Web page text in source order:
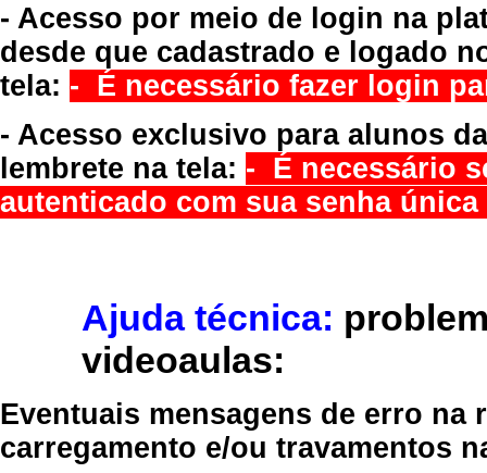
- Acesso por meio de login na
desde que cadastrado e logado
tela: - É necessário fazer login
- Acesso exclusivo para alunos
lembrete na tela: - É necessário
autenticado com sua senha
Ajuda técnica:
videoaulas:
Eventuais mensagens de erro
carregamento e/ou travamentos